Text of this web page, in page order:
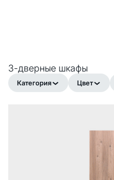
3-дверные шкафы
Категория Цвет